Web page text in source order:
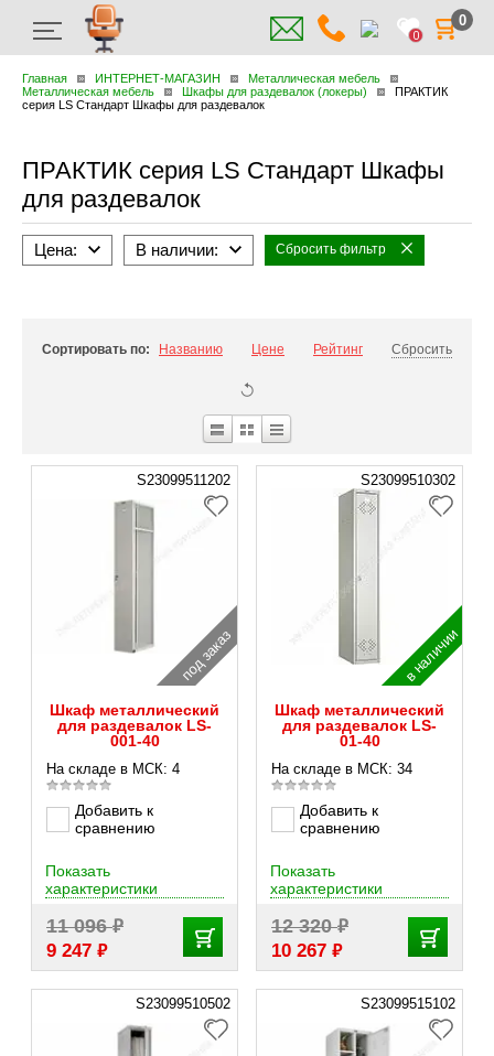
0
0
Главная ИНТЕРНЕТ-МАГАЗИН
Металлическая мебель
Металлическая мебель
Шкафы для раздевалок (локеры)
ПРАКТИК
cерия LS Стандарт Шкафы для раздевалок
ПРАКТИК cерия LS Стандарт Шкафы
для раздевалок
Цена: В наличии: Сбросить фильтр
Сортировать по: Названию Цене Рейтинг Сбросить
S23099511202
под заказ
Шкаф металлический
для раздевалок LS-
001-40
На складе в МСК: 4
Добавить к
сравнению
11 096₽
9 247 ₽
Показать
характеристики
S23099510302
в наличии
Шкаф металлический
для раздевалок LS-
01-40
На складе в МСК: 34
Добавить к
сравнению
12 320₽
10 267 ₽
Показать
характеристики
S23099510502 S23099515102